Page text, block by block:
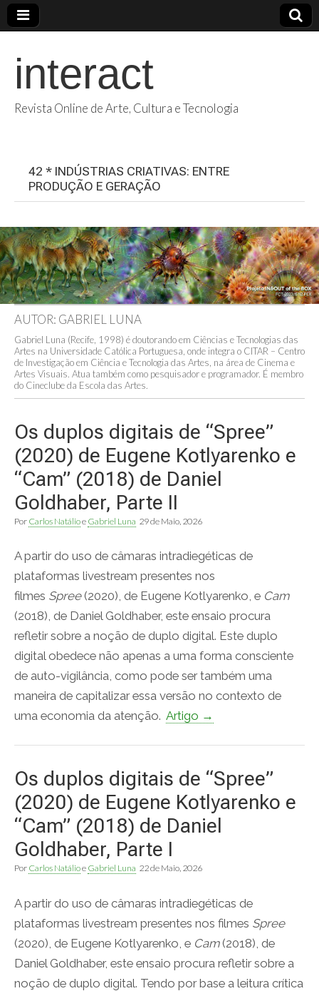
interact
Revista Online de Arte, Cultura e Tecnologia
42 * INDÚSTRIAS CRIATIVAS: ENTRE
PRODUÇÃO E GERAÇÃO
AUTOR: GABRIEL LUNA
Gabriel Luna (Recife, 1998) é doutorando em Ciências e Tecnologias das
Artes na Universidade Católica Portuguesa, onde integra o CITAR – Centro
de Investigação em Ciência e Tecnologia das Artes, na área de Cinema e
Artes Visuais. Atua também como pesquisador e programador. É membro
do Cineclube da Escola das Artes.
Os duplos digitais de “Spree”
(2020) de Eugene Kotlyarenko e
“Cam” (2018) de Daniel
Goldhaber, Parte II
Por Carlos Natálioe Gabriel Luna 29 de Maio, 2026
A partir do uso de câmaras intradiegéticas de
plataformas livestream presentes nos
filmes Spree(2020), de Eugene Kotlyarenko, e Cam
(2018), de Daniel Goldhaber, este ensaio procura
refletir sobre a noção de duplo digital. Este duplo
digital obedece não apenas a uma forma consciente
de auto-vigilância, como pode ser também uma
maneira de capitalizar essa versão no contexto de
uma economia da atenção. Artigo →
Os duplos digitais de “Spree”
(2020) de Eugene Kotlyarenko e
“Cam” (2018) de Daniel
Goldhaber, Parte I
Por Carlos Natálioe Gabriel Luna 22 de Maio, 2026
A partir do uso de câmaras intradiegéticas de
plataformas livestream presentes nos filmes Spree
(2020), de Eugene Kotlyarenko, e Cam(2018), de
Daniel Goldhaber, este ensaio procura refletir sobre a
noção de duplo digital. Tendo por base a leitura crítica